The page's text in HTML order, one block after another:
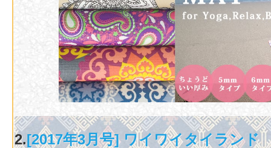
2.[2017年3月号] ワイワイタイラン